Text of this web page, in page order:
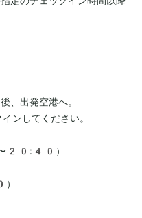
、出発空港へ。
ンしてください。
20:40）